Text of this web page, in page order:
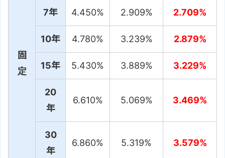
固
定
7年 4.450% 2.909% 2.709%
10年 4.780% 3.239% 2.879%
15年 5.430% 3.889% 3.229%
20
年
6.610% 5.069% 3.469%
30
年
6.860% 5.319% 3.579%